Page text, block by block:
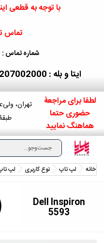
با توجه به قطعی
تماس
شماره تماس : 09207002000
ایتا و بله : 09207002000
لطفا برای مراجعۀ
حضوری حتما
هماهنگ نمایید
تهران،
طبقۀ ۴، واحد
خانه لپ تاپ نوع کاربری لپ
Dell Inspiron
5593